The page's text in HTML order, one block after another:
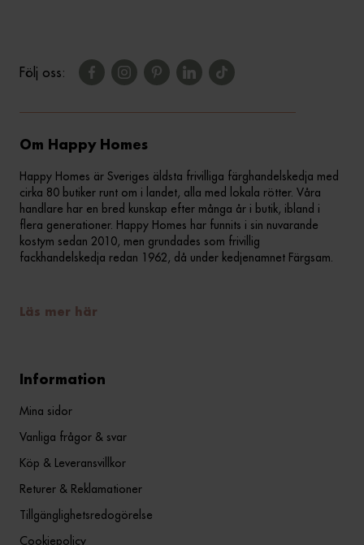
Följ oss:
Om Happy Homes
Happy Homes är Sveriges äldsta frivilliga färghandelskedja med
cirka 80 butiker runt om i landet, alla med lokala rötter. Våra
handlare har en bred kunskap efter många år i butik, ibland i
flera generationer. Happy Homes har funnits i sin nuvarande
kostym sedan 2010, men grundades som frivillig
fackhandelskedja redan 1962, då under kedjenamnet Färgsam.
Läs mer här
Information
Mina sidor
Vanliga frågor & svar
Köp & Leveransvillkor
Returer & Reklamationer
Tillgänglighetsredogörelse
Cookiepolicy